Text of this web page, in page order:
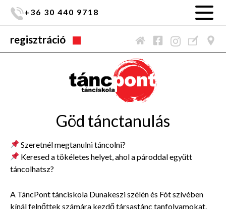
+36 30 440 9718
regisztráció
Göd tánctanulás
Szeretnél megtanulni táncolni?
Keresed a tökéletes helyet, ahol a pároddal együtt
táncolhatsz?
A TáncPont tánciskola Dunakeszi szélén és Fót szívében
kínál felnőttek számára kezdő társastánc tanfolyamokat.